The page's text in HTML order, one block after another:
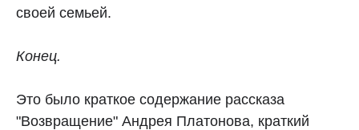
своей семьей.
Конец.
Это было краткое содержание рассказа
"Возвращение" Андрея Платонова, краткий